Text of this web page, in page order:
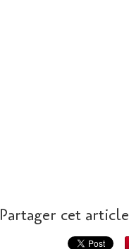
Partager cet article